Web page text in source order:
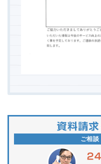
ご相